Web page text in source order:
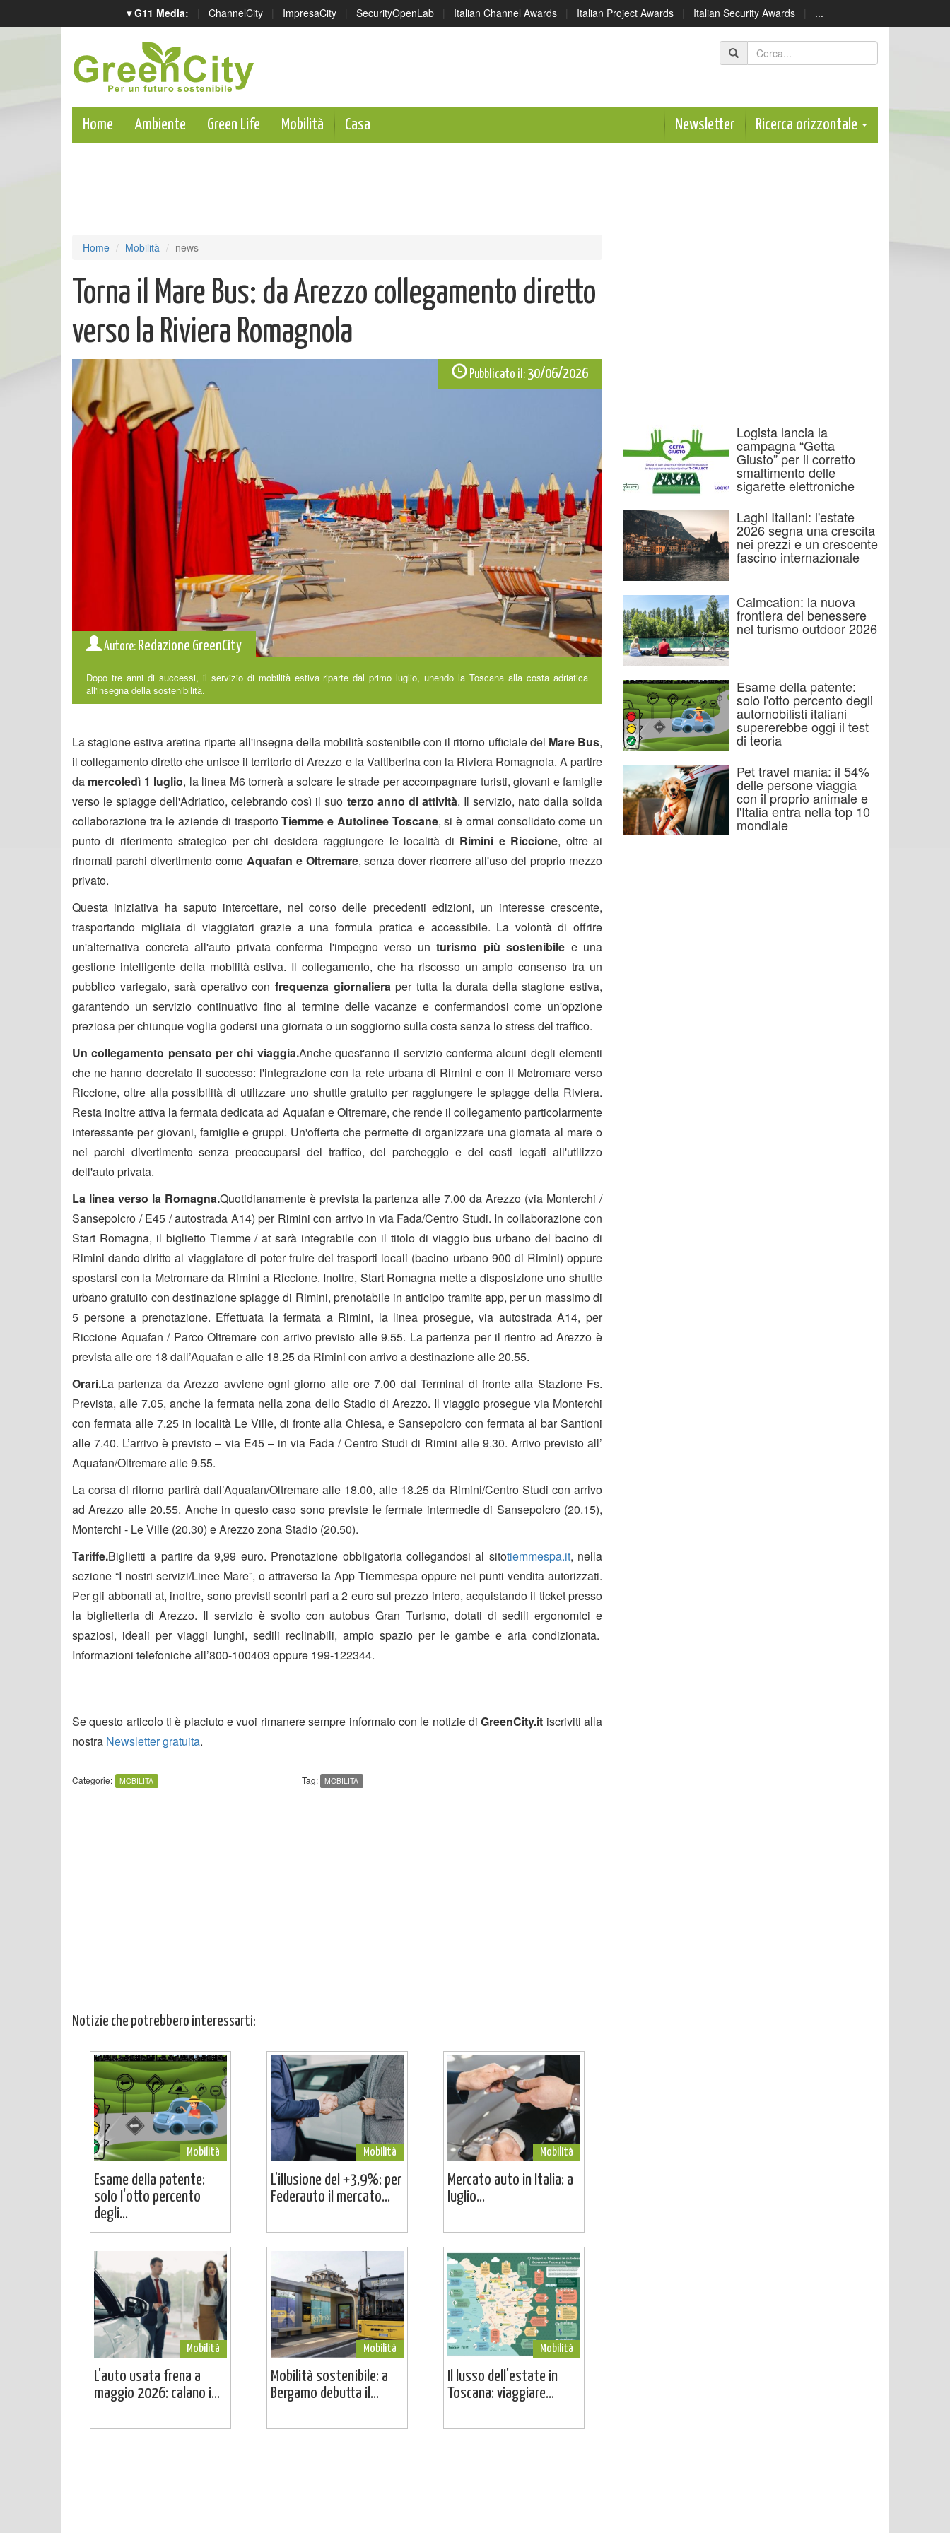
▾ G11 Media: | ChannelCity | ImpresaCity | SecurityOpenLab | Italian Channel Awards | Italian Project Awards | Italian Security Awards | ...
Home Ambiente Green Life Mobilità Casa Newsletter Ricerca orizzontale
Home Mobilità news
Torna il Mare Bus: da Arezzo collegamento diretto
verso la Riviera Romagnola
Pubblicato il: 30/06/2026
Autore: Redazione GreenCity
Dopo tre anni di successi, il servizio di mobilità estiva riparte dal primo luglio, unendo la Toscana alla costa adriatica
all'insegna della sostenibilità.
La stagione estiva aretina riparte all'insegna della mobilità sostenibile con il ritorno ufficiale del Mare Bus,
il collegamento diretto che unisce il territorio di Arezzo e la Valtiberina con la Riviera Romagnola. A partire
da mercoledì 1 luglio, la linea M6 tornerà a solcare le strade per accompagnare turisti, giovani e famiglie
verso le spiagge dell'Adriatico, celebrando così il suo terzo anno di attività. Il servizio, nato dalla solida
collaborazione tra le aziende di trasportoTiemme e Autolinee Toscane, si è ormai consolidato come un
punto di riferimento strategico per chi desidera raggiungere le località di Rimini e Riccione, oltre ai
rinomati parchi divertimento come Aquafan e Oltremare, senza dover ricorrere all'uso del proprio mezzo
privato.
Questa iniziativa ha saputo intercettare, nel corso delle precedenti edizioni, un interesse crescente,
trasportando migliaia di viaggiatori grazie a una formula pratica e accessibile. La volontà di offrire
un'alternativa concreta all'auto privata conferma l'impegno verso un turismo più sostenibile e una
gestione intelligente della mobilità estiva. Il collegamento, che ha riscosso un ampio consenso tra un
pubblico variegato, sarà operativo confrequenza giornalieraper tutta la durata della stagione estiva,
garantendo un servizio continuativo fino al termine delle vacanze e confermandosi come un'opzione
preziosa per chiunque voglia godersi una giornata o un soggiorno sulla costa senza lo stress del traffico.
Un collegamento pensato per chi viaggia.Anche quest'anno il servizio conferma alcuni degli elementi
che ne hanno decretato il successo: l'integrazione con la rete urbana di Rimini e con il Metromare verso
Riccione, oltre alla possibilità di utilizzare uno shuttle gratuito per raggiungere le spiagge della Riviera.
Resta inoltre attiva la fermata dedicata ad Aquafan e Oltremare, che rende il collegamento particolarmente
interessante per giovani, famiglie e gruppi. Un'offerta che permette di organizzare una giornata al mare o
nei parchi divertimento senza preoccuparsi del traffico, del parcheggio e dei costi legati all'utilizzo
dell'auto privata.
La linea verso la Romagna.Quotidianamente è prevista la partenza alle 7.00 da Arezzo (via Monterchi /
Sansepolcro / E45 / autostrada A14) per Rimini con arrivo in via Fada/Centro Studi. In collaborazione con
Start Romagna, il biglietto Tiemme / at sarà integrabile con il titolo di viaggio bus urbano del bacino di
Rimini dando diritto al viaggiatore di poter fruire dei trasporti locali (bacino urbano 900 di Rimini) oppure
spostarsi con la Metromare da Rimini a Riccione. Inoltre, Start Romagna mette a disposizione uno shuttle
urbano gratuito con destinazione spiagge di Rimini, prenotabile in anticipo tramite app, per un massimo di
5 persone a prenotazione. Effettuata la fermata a Rimini, la linea prosegue, via autostrada A14, per
Riccione Aquafan / Parco Oltremare con arrivo previsto alle 9.55. La partenza per il rientro ad Arezzo è
prevista alle ore 18 dall’Aquafan e alle 18.25 da Rimini con arrivo a destinazione alle 20.55.
Orari.La partenza da Arezzo avviene ogni giorno alle ore 7.00 dal Terminal di fronte alla Stazione Fs.
Prevista, alle 7.05, anche la fermata nella zona dello Stadio di Arezzo. Il viaggio prosegue via Monterchi
con fermata alle 7.25 in località Le Ville, di fronte alla Chiesa, e Sansepolcro con fermata al bar Santioni
alle 7.40. L’arrivo è previsto – via E45 – in via Fada / Centro Studi di Rimini alle 9.30. Arrivo previsto all’
Aquafan/Oltremare alle 9.55.
La corsa di ritorno partirà dall’Aquafan/Oltremare alle 18.00, alle 18.25 da Rimini/Centro Studi con arrivo
ad Arezzo alle 20.55. Anche in questo caso sono previste le fermate intermedie di Sansepolcro (20.15),
Monterchi - Le Ville (20.30) e Arezzo zona Stadio (20.50).
Tariffe.Biglietti a partire da 9,99 euro. Prenotazione obbligatoria collegandosi al sitotiemmespa.it, nella
sezione “I nostri servizi/Linee Mare”, o attraverso la App Tiemmespa oppure nei punti vendita autorizzati.
Per gli abbonati at, inoltre, sono previsti scontri pari a 2 euro sul prezzo intero, acquistando il ticket presso
la biglietteria di Arezzo. Il servizio è svolto con autobus Gran Turismo, dotati di sedili ergonomici e
spaziosi, ideali per viaggi lunghi, sedili reclinabili, ampio spazio per le gambe e aria condizionata.
Informazioni telefoniche all’800-100403 oppure 199-122344.
Se questo articolo ti è piaciuto e vuoi rimanere sempre informato con le notizie diGreenCity.it iscriviti alla
nostra Newsletter gratuita.
Categorie: MOBILITÀ Tag: MOBILITÀ
Notizie che potrebbero interessarti:
Mobilità
Esame della patente:
solo l'otto percento
degli...
Mobilità
L’illusione del +3,9%: per
Federauto il mercato...
Mobilità
Mercato auto in Italia: a
luglio...
Mobilità
L'auto usata frena a
maggio 2026: calano i...
Mobilità
Mobilità sostenibile: a
Bergamo debutta il...
Mobilità
Il lusso dell'estate in
Toscana: viaggiare...
Logista lancia la
campagna “Getta
Giusto” per il corretto
smaltimento delle
sigarette elettroniche
Laghi Italiani: l'estate
2026 segna una crescita
nei prezzi e un crescente
fascino internazionale
Calmcation: la nuova
frontiera del benessere
nel turismo outdoor 2026
Esame della patente:
solo l'otto percento degli
automobilisti italiani
supererebbe oggi il test
di teoria
Pet travel mania: il 54%
delle persone viaggia
con il proprio animale e
l'Italia entra nella top 10
mondiale